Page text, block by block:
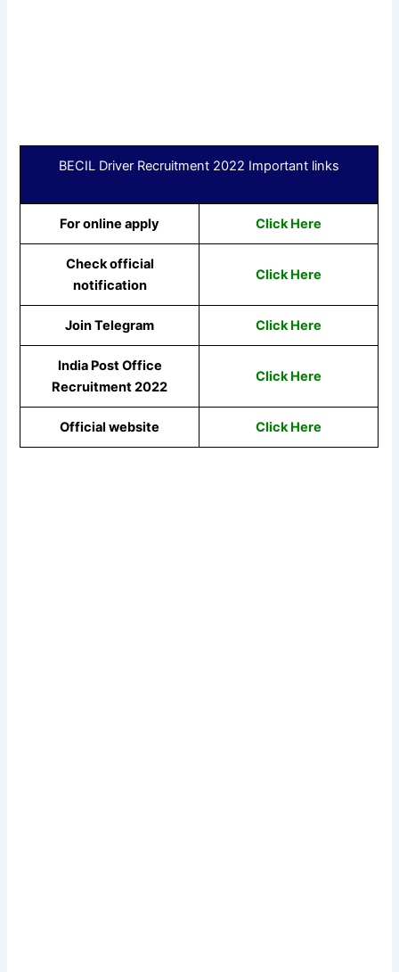
BECIL Driver Recruitment 2022 Important links
For online apply Click Here
Check official
notification
Click Here
Join Telegram Click Here
India Post Office
Recruitment 2022
Click Here
Official website Click Here